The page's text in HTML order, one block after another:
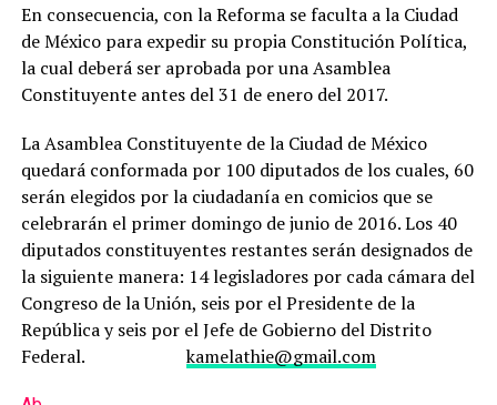
En consecuencia, con la Reforma se faculta a la Ciudad
de México para expedir su propia Constitución Política,
la cual deberá ser aprobada por una Asamblea
Constituyente antes del 31 de enero del 2017.
La Asamblea Constituyente de la Ciudad de México
quedará conformada por 100 diputados de los cuales, 60
serán elegidos por la ciudadanía en comicios que se
celebrarán el primer domingo de junio de 2016. Los 40
diputados constituyentes restantes serán designados de
la siguiente manera: 14 legisladores por cada cámara del
Congreso de la Unión, seis por el Presidente de la
República y seis por el Jefe de Gobierno del Distrito
Federal.kamelathie@gmail.com